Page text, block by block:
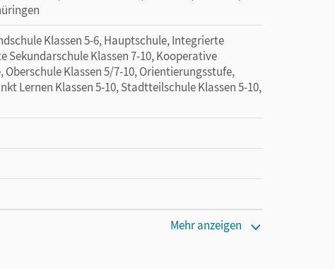
Klassen 5-6, Hauptschule, Integrierte
Sekundarschule Klassen 7-10, Kooperative
Oberschule Klassen 5/7-10, Orientierungsstufe,
Lernen Klassen 5-10, Stadtteilschule Klassen 5-10,
Mehr anzeigen